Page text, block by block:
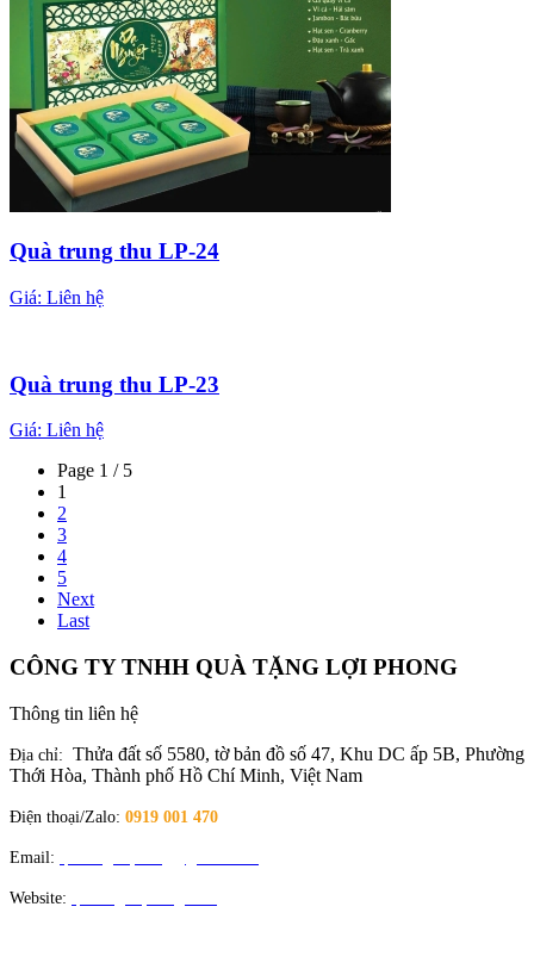
Quà trung thu LP-24
Giá: Liên hệ
Quà trung thu LP-23
Giá: Liên hệ
Page 1 / 5
1
2
3
4
5
Next
Last
CÔNG TY TNHH QUÀ TẶNG LỢI PHONG
Thông tin liên hệ
Địa chỉ: Thửa đất số 5580, tờ bản đồ số 47, Khu DC ấp 5B, Phường
Thới Hòa, Thành phố Hồ Chí Minh, Việt Nam
Điện thoại/Zalo: 0919 001 470
Email:
Website: